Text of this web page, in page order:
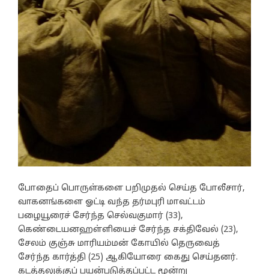
போதைப் பொருள்களை பறிமுதல் செய்த போலீசார்,
வாகனங்களை ஓட்டி வந்த தர்மபுரி மாவட்டம்
பழையூரைச் சேர்ந்த செல்வகுமார் (33),
கெண்டையனஹள்ளியைச் சேர்ந்த சக்திவேல் (23),
சேலம் குஞ்சு மாரியம்மன் கோயில் தெருவைத்
சேர்ந்த கார்த்தி (25) ஆகியோரை கைது செய்தனர்.
கடத்தலுக்குப் பயன்படுத்தப்பட்ட மூன்று